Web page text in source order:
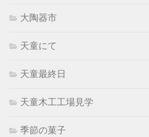
大陶器市
天童にて
天童最終日
天童木工工場見学
季節の菓子